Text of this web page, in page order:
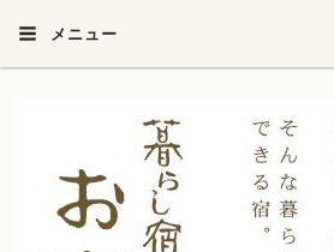
メニュー